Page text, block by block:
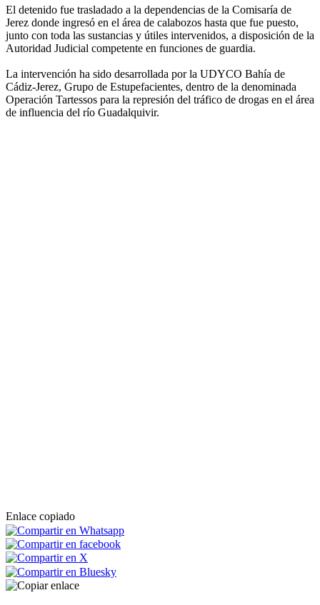
El detenido fue trasladado a la dependencias de la Comisaría de
Jerez donde ingresó en el área de calabozos hasta que fue puesto,
junto con toda las sustancias y útiles intervenidos, a disposición de la
Autoridad Judicial competente en funciones de guardia.
La intervención ha sido desarrollada por la UDYCO Bahía de
Cádiz-Jerez, Grupo de Estupefacientes, dentro de la denominada
Operación Tartessos para la represión del tráfico de drogas en el área
de influencia del río Guadalquivir.
Enlace copiado